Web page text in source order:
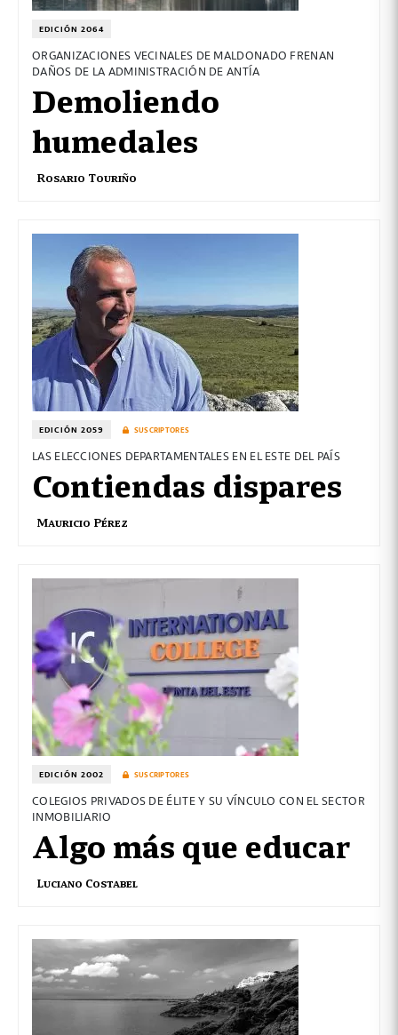
EDICIÓN 2064
ORGANIZACIONES VECINALES DE MALDONADO FRENAN
DAÑOS DE LA ADMINISTRACIÓN DE ANTÍA
Demoliendo
humedales
Rosario Touriño
EDICIÓN 2059 SUSCRIPTORES
LAS ELECCIONES DEPARTAMENTALES EN EL ESTE DEL PAÍS
Contiendas dispares
Mauricio Pérez
EDICIÓN 2002 SUSCRIPTORES
COLEGIOS PRIVADOS DE ÉLITE Y SU VÍNCULO CON EL SECTOR
INMOBILIARIO
Algo más que educar
Luciano Costabel